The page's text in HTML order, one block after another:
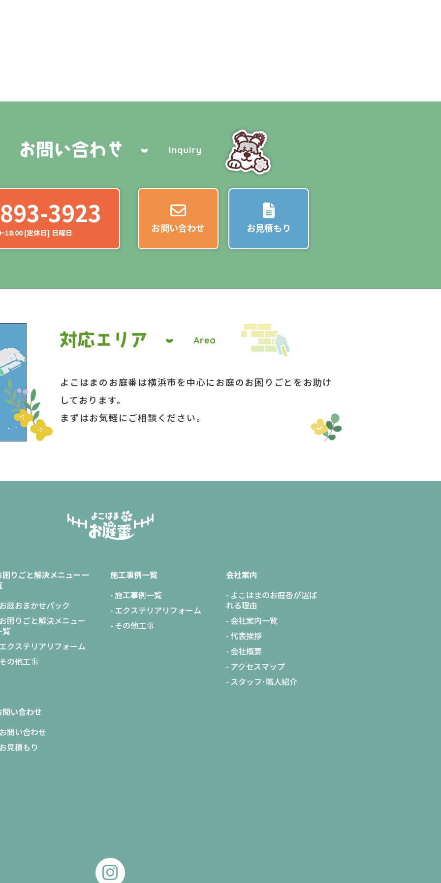
3923
[定休日] 日曜日 お問い合わせ お見積もり
よこはまのお庭番は横浜市を中心にお庭のお困りごとをお助け
しております。
まずはお気軽にご相談ください。
困りごと解決メニュー一
庭おまかせパック
困りごと解決メニュー
覧
クステリアリフォーム
の他工事
施工事例一覧
施工事例一覧
エクステリアリフォーム
その他工事
会社案内
よこはまのお庭番が選ば
れる理由
会社案内一覧
代表挨拶
会社概要
アクセスマップ
スタッフ･職人紹介
問い合わせ
問い合わせ
見積もり